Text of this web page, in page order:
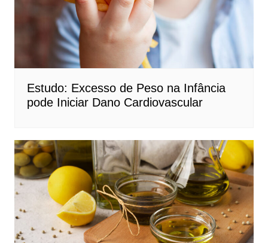
Estudo: Excesso de Peso na Infância
pode Iniciar Dano Cardiovascular